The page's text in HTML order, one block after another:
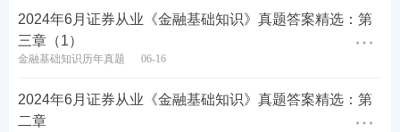
2024年6月证券从业《金融基础知识》真题答案精选：第
三章（1）
金融基础知识历年真题 06-16
2024年6月证券从业《金融基础知识》真题答案精选：第
二章